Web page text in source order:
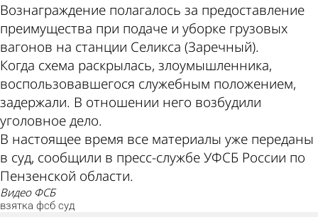
Вознаграждение полагалось за предоставление
преимущества при подаче и уборке грузовых
вагонов на станции Селикса (Заречный).
Когда схема раскрылась, злоумышленника,
воспользовавшегося служебным положением,
задержали. В отношении него возбудили
уголовное дело.
В настоящее время все материалы уже переданы
в суд, сообщили в пресс-службе УФСБ России по
Пензенской области.
видео ФСБ
взятка фсб суд